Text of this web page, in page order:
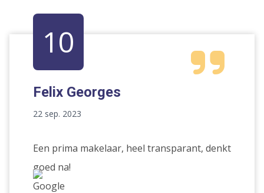
10
Felix Georges
22 sep. 2023
Een prima makelaar, heel transparant, denkt
goed na!